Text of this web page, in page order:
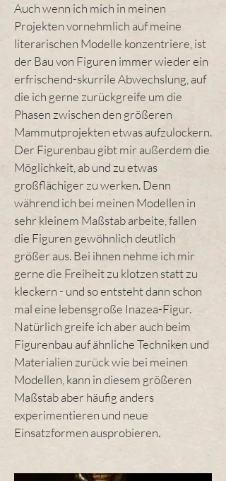
Auch wenn ich mich in meinen
Projekten vornehmlich auf meine
literarischen Modelle konzentriere, ist
der Bau von Figuren immer wieder ein
erfrischend-skurrile Abwechslung, auf
die ich gerne zurückgreife um die
Phasen zwischen den größeren
Mammutprojekten etwas aufzulockern.
Der Figurenbau gibt mir außerdem die
Möglichkeit, ab und zu etwas
großflächiger zu werken. Denn
während ich bei meinen Modellen in
sehr kleinem Maßstab arbeite, fallen
die Figuren gewöhnlich deutlich
größer aus. Bei ihnen nehme ich mir
gerne die Freiheit zu klotzen statt zu
kleckern - und so entsteht dann schon
mal eine lebensgroße Inazea-Figur.
Natürlich greife ich aber auch beim
Figurenbau auf ähnliche Techniken und
Materialien zurück wie bei meinen
Modellen, kann in diesem größeren
Maßstab aber häufig anders
experimentieren und neue
Einsatzformen ausprobieren.